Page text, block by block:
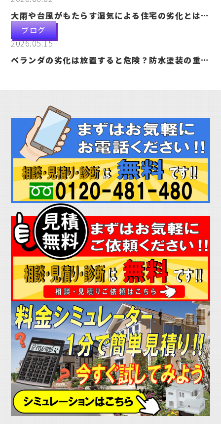
大雨や台風がもたらす湿気による住宅の劣化とは？
外壁塗装が大切な理由を徹底解説
ブログ
2026.05.15
ベランダの劣化は放置すると危険？防水塗装の重要